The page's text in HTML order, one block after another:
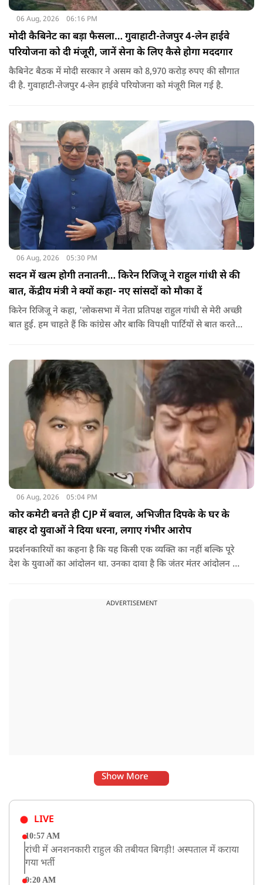
06 Aug, 2026 06:16 PM
मोदी कैबिनेट का बड़ा फैसला… गुवाहाटी-तेजपुर 4-लेन हाईवे
परियोजना को दी मंजूरी, जानें सेना के लिए कैसे होगा मददगार
कैबिनेट बैठक में मोदी सरकार ने असम को 8,970 करोड़ रुपए की सौगात
दी है. गुवाहाटी-तेजपुर 4-लेन हाईवे परियोजना को मंजूरी मिल गई है.
06 Aug, 2026 05:30 PM
सदन में खत्म होगी तनातनी… किरेन रिजिजू ने राहुल गांधी से की
बात, केंद्रीय मंत्री ने क्यों कहा- नए सांसदों को मौका दें
किरेन रिजिजू ने कहा, 'लोकसभा में नेता प्रतिपक्ष राहुल गांधी से मेरी अच्छी
बात हुई. हम चाहते हैं कि कांग्रेस और बाकि विपक्षी पार्टियों से बात करते
06 Aug, 2026 05:04 PM
कोर कमेटी बनते ही CJP में बवाल, अभिजीत दिपके के घर के
बाहर दो युवाओं ने दिया धरना, लगाए गंभीर आरोप
प्रदर्शनकारियों का कहना है कि यह किसी एक व्यक्ति का नहीं बल्कि पूरे
देश के युवाओं का आंदोलन था. उनका दावा है कि जंतर मंतर आंदोलन से
ADVERTISEMENT
Show More
LIVE
10:57 AM
रांची में अनशनकारी राहुल की तबीयत बिगड़ी! अस्पताल में कराया
गया भर्ती
9:20 AM